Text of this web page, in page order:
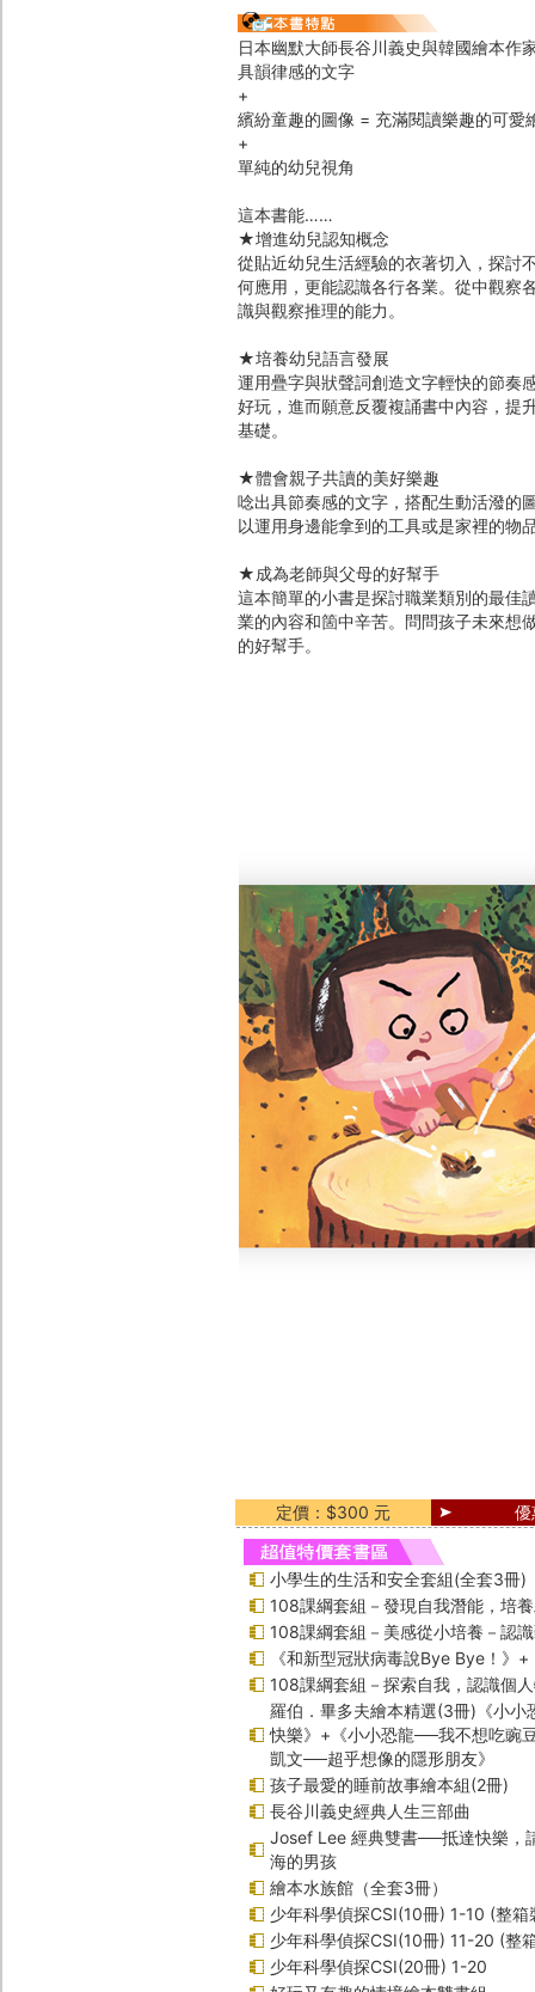
日本幽默大師長谷川義史與韓國繪本作
具韻律感的文字
+
繽紛童趣的圖像 = 充滿閱讀樂趣的可愛
+
單純的幼兒視角
這本書能……
★增進幼兒認知概念
從貼近幼兒生活經驗的衣著切入，探討
何應用，更能認識各行各業。從中觀察
識與觀察推理的能力。
★培養幼兒語言發展
運用疊字與狀聲詞創造文字輕快的節奏
好玩，進而願意反覆複誦書中內容，提
基礎。
★體會親子共讀的美好樂趣
唸出具節奏感的文字，搭配生動活潑的
以運用身邊能拿到的工具或是家裡的物
★成為老師與父母的好幫手
這本簡單的小書是探討職業類別的最佳
業的內容和箇中辛苦。問問孩子未來想
的好幫手。
定價：$300 元
小學生的生活和安全套組(全套3冊)
108課綱套組－發現自我潛能，培
108課綱套組－美感從小培養－認
《和新型冠狀病毒說Bye Bye！》
108課綱套組－探索自我，認識個
羅伯．畢多夫繪本精選(3冊)《小
快樂》+《小小恐龍──我不想吃豌
凱文──超乎想像的隱形朋友》
孩子最愛的睡前故事繪本組(2冊)
長谷川義史經典人生三部曲
Josef Lee 經典雙書──抵達快樂，
海的男孩
繪本水族館（全套3冊）
少年科學偵探CSI(10冊) 1-10 (整箱
少年科學偵探CSI(10冊) 11-20 (整
少年科學偵探CSI(20冊) 1-20